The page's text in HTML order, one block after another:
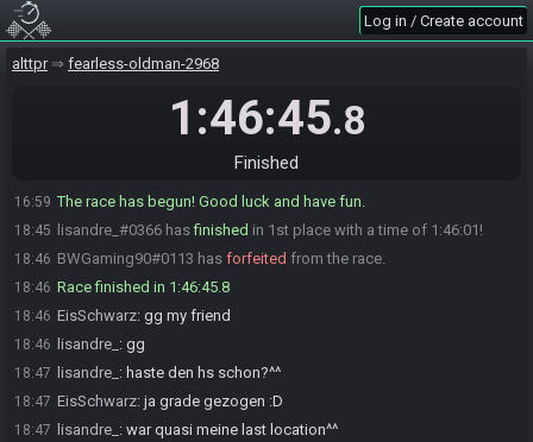
Log in / Create account
alttpr fearless-oldman-2968
1:46:45.8
Finished
16:59
16:59 EisSchwarz:alles klar GLHF
ich starte nun
Everyone is ready. The race will begin in 15 seconds!
16:59 The race has begun! Good luck and have fun.
18:45 lisandre_#0366 hasfinished in 1st place with a time of 1:46:01!
18:46 BWGaming90#0113 has forfeited from the race.
18:46 Race finished in 1:46:45.8
18:46 EisSchwarz: gg my friend
18:46 lisandre_ : gg
18:47 lisandre_ : haste den hs schon?^^
18:47 EisSchwarz: ja grade gezogen :D
18:47 lisandre_ : war quasi meine last location^^